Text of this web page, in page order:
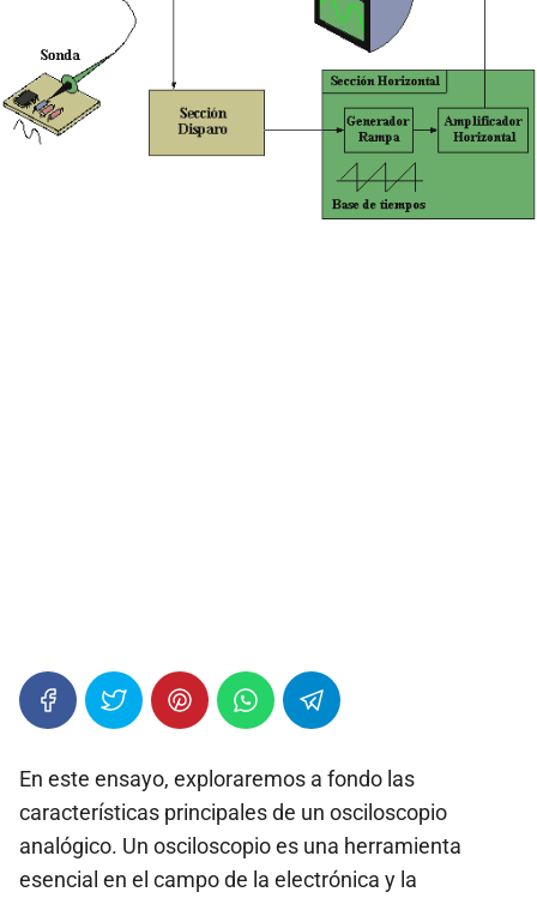
En este ensayo, exploraremos a fondo las
características principales de un osciloscopio
analógico. Un osciloscopio es una herramienta
esencial en el campo de la electrónica y la